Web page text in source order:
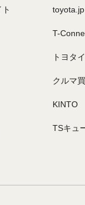
toyota.jp
T-
トヨタ
クルマ
KINTO
TSキュ